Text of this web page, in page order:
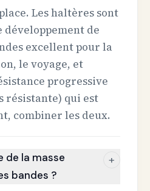
Les haltères sont
de
excellent pour la
le voyage, et
progressive
résistante) qui est
combiner les deux.
la masse
bandes ?
+